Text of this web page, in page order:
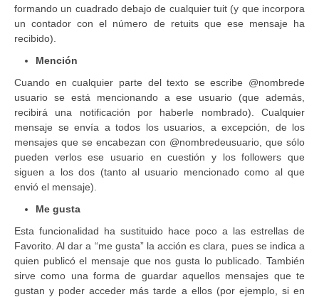
formando un cuadrado debajo de cualquier tuit (y que incorpora
un contador con el número de retuits que ese mensaje ha
recibido).
Mención
Cuando en cualquier parte del texto se escribe @nombrede
usuario se está mencionando a ese usuario (que además,
recibirá una notificación por haberle nombrado). Cualquier
mensaje se envía a todos los usuarios, a excepción, de los
mensajes que se encabezan con @nombredeusuario, que sólo
pueden verlos ese usuario en cuestión y los followers que
siguen a los dos (tanto al usuario mencionado como al que
envió el mensaje).
Me gusta
Esta funcionalidad ha sustituido hace poco a las estrellas de
Favorito. Al dar a “me gusta” la acción es clara, pues se indica a
quien publicó el mensaje que nos gusta lo publicado. También
sirve como una forma de guardar aquellos mensajes que te
gustan y poder acceder más tarde a ellos (por ejemplo, si en